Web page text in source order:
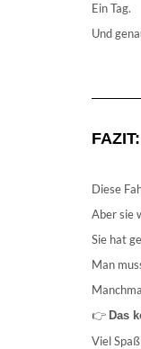
Ein Tag.
Und
Diese
Aber sie
Sie hat
Man
👉 Das
Viel